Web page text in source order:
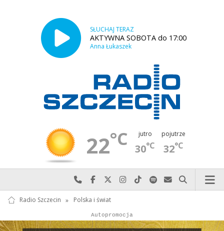
SŁUCHAJ TERAZ
AKTYWNA SOBOTA do 17:00
Anna Łukaszek
22°C jutro
30°C
pojutrze
32°C
Najlepiej po prostu do nas zadzwoń
Odwiedź nas na Facebook-u
Odwiedź nas na X
Odwiedź nas na Instagram-ie
Odwiedź nas na TikTok-u
Szukaj nas na Spotify
Wyślij do nas
Szukaj
Radio Szczecin » Polska i świat
Autopromocja
Autopromocja
Reklama